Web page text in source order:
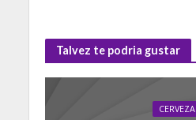
Talvez te podria gustar
CERVEZA